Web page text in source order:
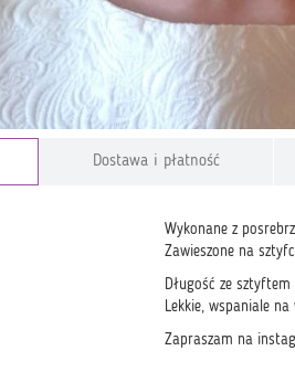
Dostawa i płatność
Wykonane z
Zawieszone na
Długość ze sztyftem
Lekkie, wspaniale na
Zapraszam na